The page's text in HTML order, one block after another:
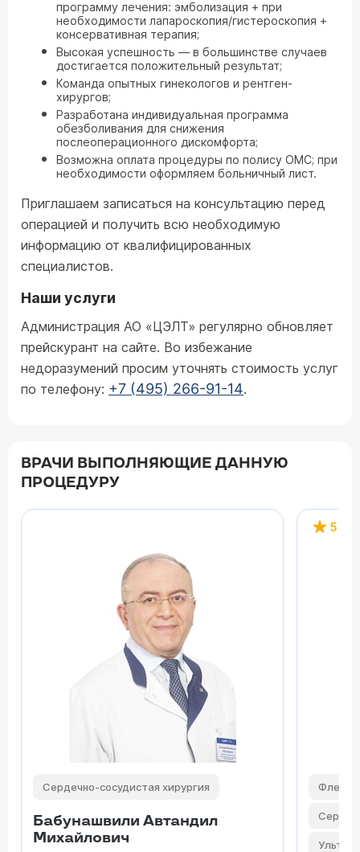
программу лечения: эмболизация + при
необходимости лапароскопия/гистероскопия +
консервативная терапия;
Высокая успешность — в большинстве случаев
достигается положительный результат;
Команда опытных гинекологов и рентген-
хирургов;
Разработана индивидуальная программа
обезболивания для снижения
послеоперационного дискомфорта;
Возможна оплата процедуры по полису ОМС; при
необходимости оформляем больничный лист.
Приглашаем записаться на консультацию перед
операцией и получить всю необходимую
информацию от квалифицированных
специалистов.
Наши услуги
Администрация АО «ЦЭЛТ» регулярно обновляет
прейскурант на сайте. Во избежание
недоразумений просим уточнять стоимость услуг
по телефону: +7 (495) 266-91-14.
ВРАЧИ ВЫПОЛНЯЮЩИЕ ДАННУЮ
ПРОЦЕДУРУ
Сердечно-сосудистая хирургия
Бабунашвили Автандил
Михайлович
5